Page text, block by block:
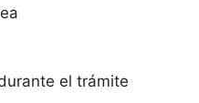
el trámite